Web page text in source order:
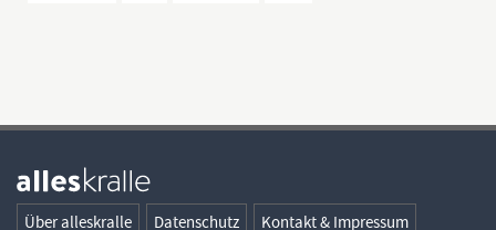
Über alleskralle Datenschutz Kontakt & Impressum